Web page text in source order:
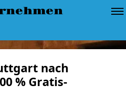
nach
% Gratis-